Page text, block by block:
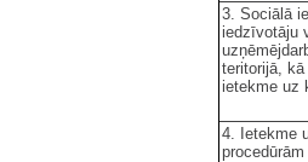
3. Sociālā
iedzīvotāju
teritorijā,
ietekme uz
4. Ietekme